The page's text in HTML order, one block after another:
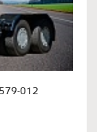
012